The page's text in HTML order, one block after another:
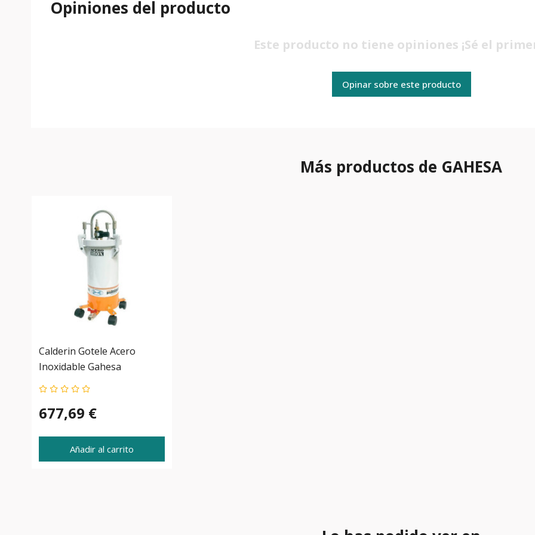
Opiniones del producto
Este producto no tiene opiniones ¡Sé el
Opinar sobre este producto
Más productos de GAHESA
Calderin Gotele Acero
Inoxidable Gahesa
677,69 €
Añadir al carrito